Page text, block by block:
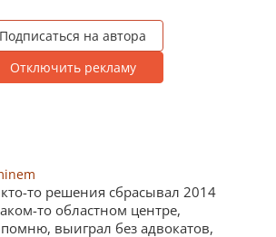
Подписаться на автора
Отключить рекламу
то решения сбрасывал 2014
то областном центре,
выиграл без адвокатов,